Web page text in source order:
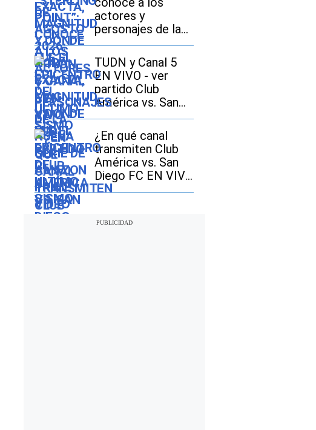
actores y
personajes de la
nueva serie de
Amazon Prime
Video
TUDN y Canal 5
EN VIVO - ver
partido Club
América vs. San
Diego FC GRATIS
en TV abierta
¿En qué canal
transmiten Club
América vs. San
Diego FC EN VIVO
hoy por la
y México?